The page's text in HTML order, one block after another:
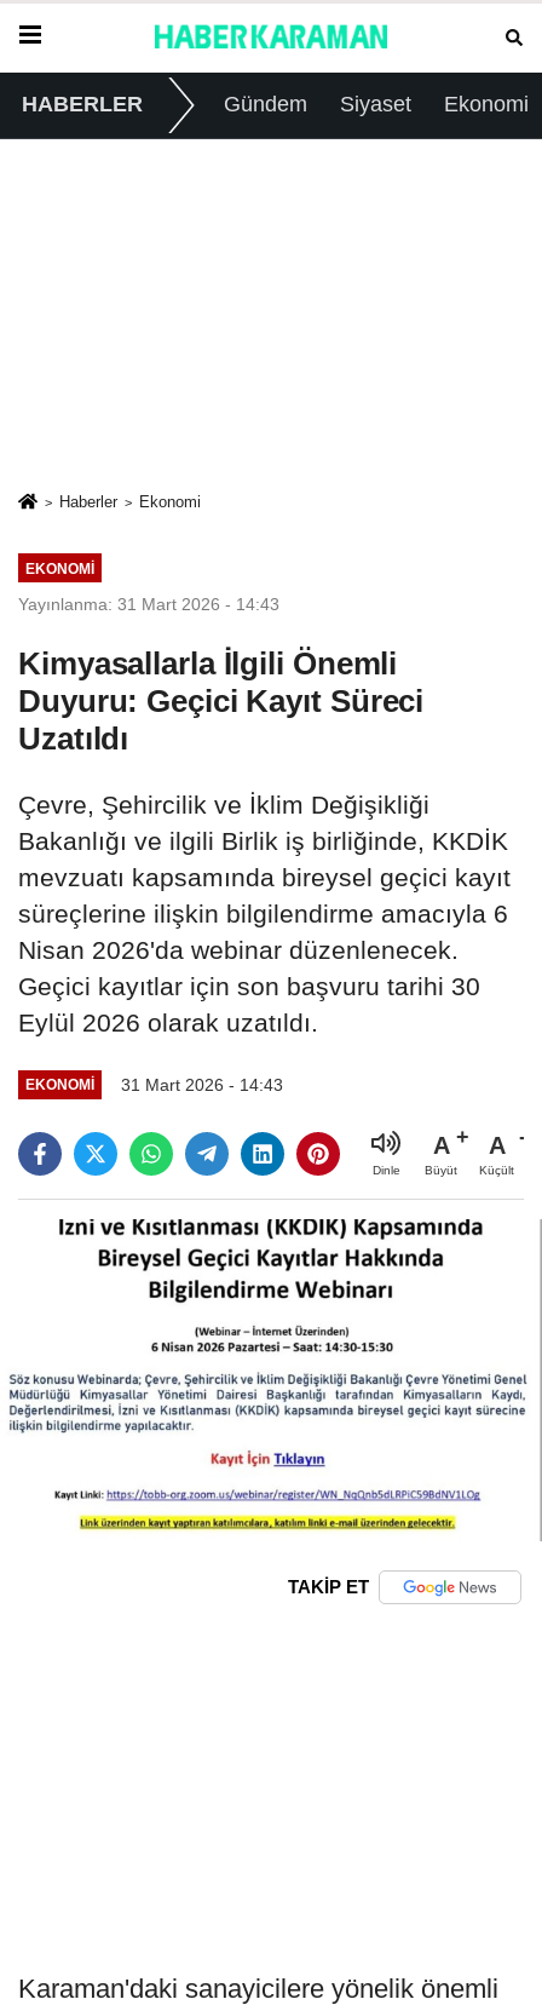
HABERLER Gündem Siyaset Ekonomi
Haberler Ekonomi
EKONOMI
Yayınlanma: 31 Mart 2026 - 14:43
Kimyasallarla İlgili Önemli
Duyuru: Geçici Kayıt Süreci
Uzatıldı
Çevre, Şehircilik ve İklim Değişikliği
Bakanlığı ve ilgili Birlik iş birliğinde, KKDİK
mevzuatı kapsamında bireysel geçici kayıt
süreçlerine ilişkin bilgilendirme amacıyla 6
Nisan 2026'da webinar düzenlenecek.
Geçici kayıtlar için son başvuru tarihi 30
Eylül 2026 olarak uzatıldı.
EKONOMI 31 Mart 2026 - 14:43
Dinle
A
Büyüt
A
Küçült
TAKİP ET
Karaman'daki sanayicilere yönelik önemli